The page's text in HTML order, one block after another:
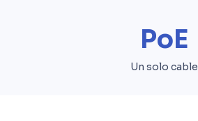
PoE
Un solo cable